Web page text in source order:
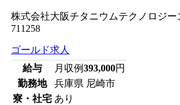
株式会社大阪チタニウムテクノロジ
711258
ゴールド求人
給与
月収例393,000円
勤務地
兵庫県 尼崎市
寮・社宅 あり